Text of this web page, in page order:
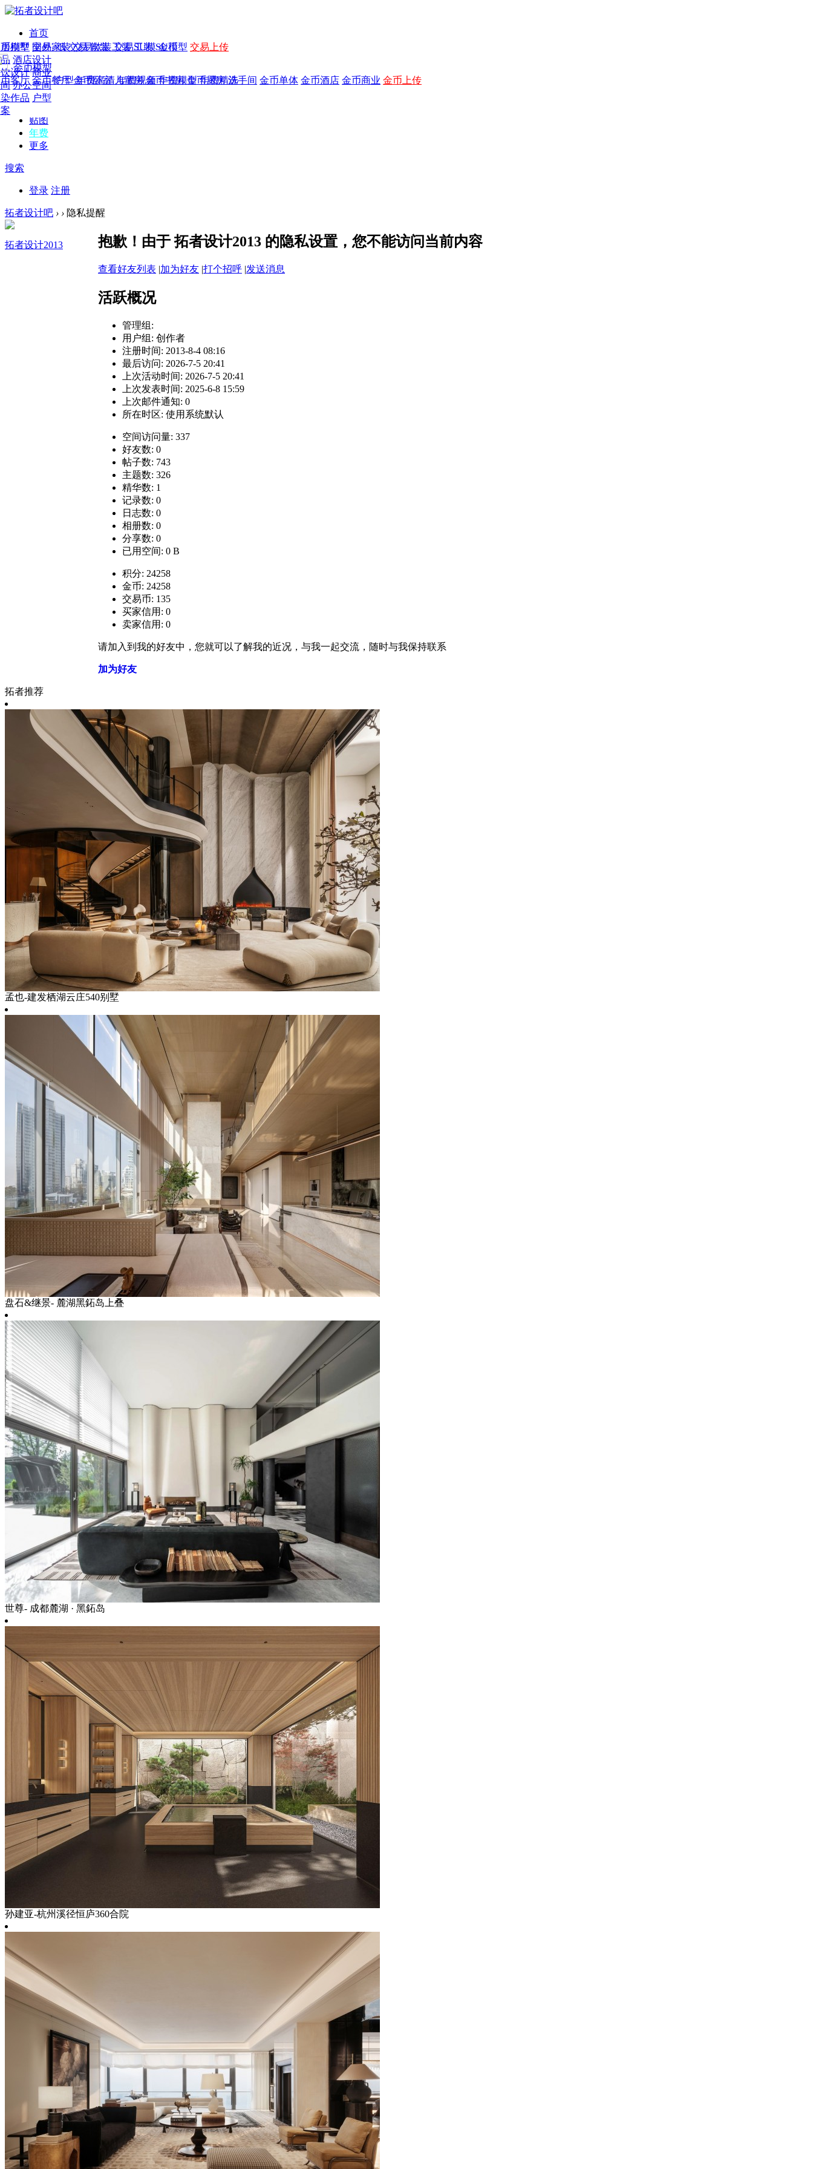
首页
发现
年费 作品 图纸 交易 软装 工装 SU模 金币
年费版块
费图纸 年费户型 年费高清 年费视频 年费模型 年费精选
作品
别墅 国外
酒店设计
设计 商业
办公空间
作品 户型
模型
模型 交易家装 交易软装 交易工装 SU模型 交易上传
金币模型
客厅 金币餐厅 金币卧室 儿童房 金币书房 金币厨房 洗手间 金币单体 金币酒店 金币商业 金币上传
CAD
概念
贴图
年费
更多
搜索
登录 注册
拓者设计吧 › › 隐私提醒
拓者设计2013 抱歉！由于 拓者设计2013 的隐私设置，您不能访问当前内容
查看好友列表 |加为好友 |打个招呼 |发送消息
活跃概况
管理组:
用户组: 创作者
注册时间: 2013-8-4 08:16
最后访问: 2026-7-5 20:41
上次活动时间: 2026-7-5 20:41
上次发表时间: 2025-6-8 15:59
上次邮件通知: 0
所在时区: 使用系统默认
空间访问量: 337
好友数: 0
帖子数: 743
主题数: 326
精华数: 1
记录数: 0
日志数: 0
相册数: 0
分享数: 0
已用空间: 0 B
积分: 24258
金币: 24258
交易币: 135
买家信用: 0
卖家信用: 0
请加入到我的好友中，您就可以了解我的近况，与我一起交流，随时与我保持联系
加为好友
拓者推荐
孟也-建发栖湖云庄540别墅
盘石&继景- 麓湖黑鉐岛上叠
世尊- 成都麓湖 · 黑鉐岛
孙建亚-杭州溪径恒庐360合院